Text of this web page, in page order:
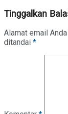
Tinggalkan
Alamat email
ditandai *